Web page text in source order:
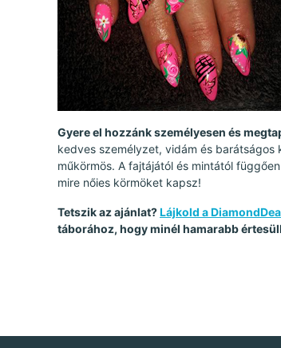
Gyere el hozzánk személyesen és
kedves személyzet, vidám és
műkörmös. A fajtájától és mintától
mire nőies körmöket kapsz!
Tetszik az ajánlat?Lájkold a
táborához, hogy minél hamarabb